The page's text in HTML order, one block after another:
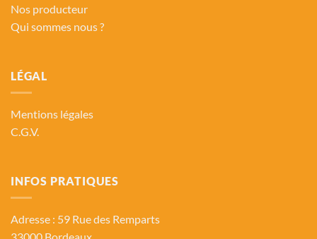
Nos producteur
Qui sommes nous ?
LÉGAL
Mentions légales
C.G.V.
INFOS PRATIQUES
Adresse : 59 Rue des Remparts